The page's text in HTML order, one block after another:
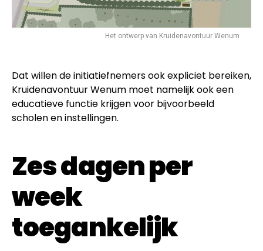
Het ontwerp van Kruidenavontuur Wenum
Dat willen de initiatiefnemers ook expliciet bereiken,
Kruidenavontuur Wenum moet namelijk ook een
educatieve functie krijgen voor bijvoorbeeld
scholen en instellingen.
Zes dagen per
week
toegankelijk